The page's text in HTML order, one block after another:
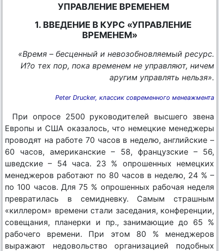
УПРАВЛЕНИЕ ВРЕМЕНЕМ
1. ВВЕДЕНИЕ В КУРС «УПРАВЛЕНИЕ
ВРЕМЕНЕМ»
«Время – бесценный и невозобновляемый ресурс.
И?o тех пор, пока временем не управляют, ничем
аругим управлять нельзя».
Peter Drucker, классик современного менеажмента
При опросе 2500 руководителей высшего звена
Европы и США оказалось, что немецкие менеджеры
проводят на работе 70 часов в неделю, английские –
60 часов, американские – 58, французские – 56,
шведские – 54 часа. 23 % опрошенных немецких
менеджеров работают по 80 часов в неделю, 24 % –
по 100 часов. Для 75 % опрошенных рабочая неделя
превратилась в семидневку. Самым страшным
«киллером» времени стали заседания, конференции,
совещания, планерки и пр., занимающие до 65 %
рабочего времени. При этом 80 % менеджеров
выражают недовольство организацией подобных